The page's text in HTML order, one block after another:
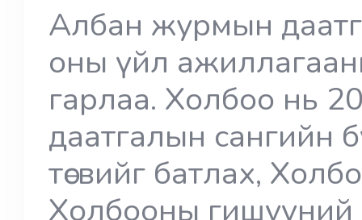
Албан журмын
оны үйл
гарлаа. Холбоо нь
даатгалын сангийн
төсвийг батлах,
Холбооны